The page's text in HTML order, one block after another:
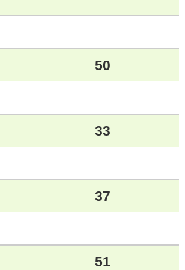
50
33
37
51